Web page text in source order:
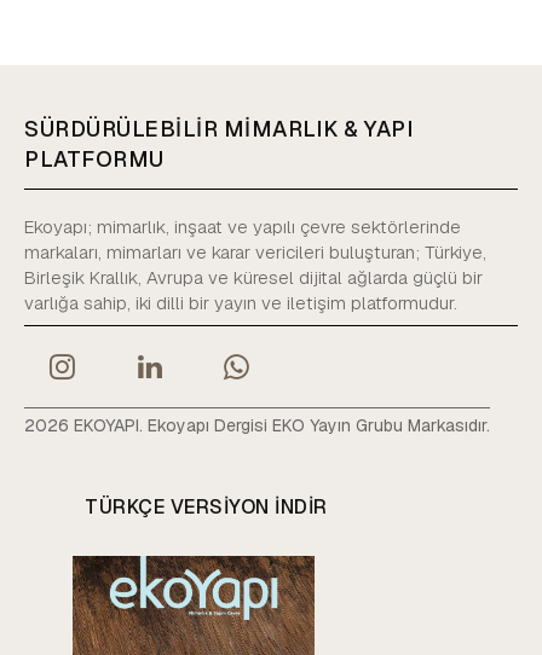
SÜRDÜRÜLEBİLİR MİMARLIK & YAPI
PLATFORMU
Ekoyapı; mimarlık, inşaat ve yapılı çevre sektörlerinde
markaları, mimarları ve karar vericileri buluşturan; Türkiye,
Birleşik Krallık, Avrupa ve küresel dijital ağlarda güçlü bir
varlığa sahip, iki dilli bir yayın ve iletişim platformudur.
2026 EKOYAPI. Ekoyapı Dergisi EKO Yayın Grubu Markasıdır.
TÜRKÇE VERSIYON INDIR